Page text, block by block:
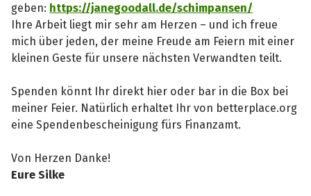
geben: https://janegoodall.de/schimpansen/
Ihre Arbeit liegt mir sehr am Herzen – und ich freue
mich über jeden, der meine Freude am Feiern mit einer
kleinen Geste für unsere nächsten Verwandten teilt.
Spenden könnt Ihr direkt hier oder bar in die Box bei
meiner Feier. Natürlich erhaltet Ihr von betterplace.org
eine Spendenbescheinigung fürs Finanzamt.
Von Herzen Danke!
Eure Silke